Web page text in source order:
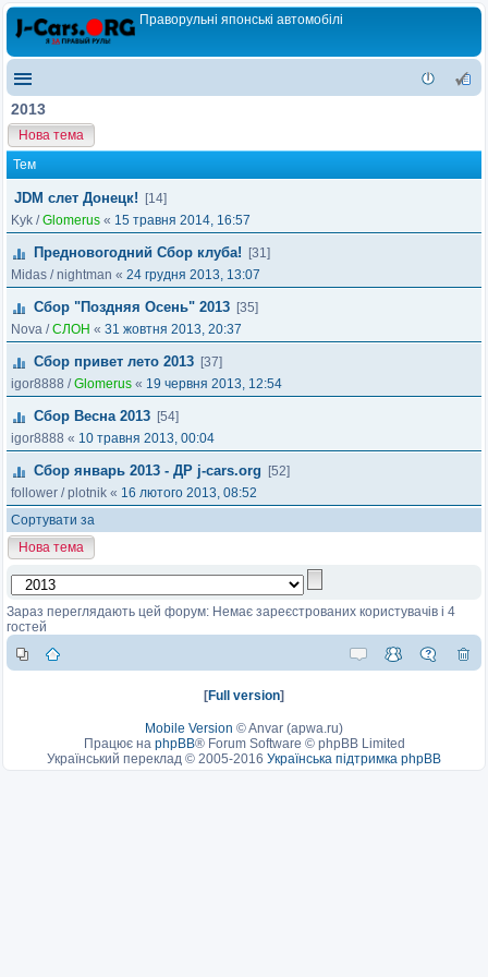
Праворульні японські автомобілі
2013
Нова тема
Тем
JDM слет Донецк!
[14]
Kyk /Glomerus « 15 травня 2014, 16:57
Предновогодний Сбор клуба!
[31]
Midas /nightman « 24 грудня 2013, 13:07
Сбор "Поздняя Осень" 2013 [35]
Nova /СЛОН « 31 жовтня 2013, 20:37
Сбор привет лето 2013 [37]
igor8888 /Glomerus « 19 червня 2013, 12:54
Сбор Весна 2013 [54]
igor8888 « 10 травня 2013, 00:04
Сбор январь 2013 - ДР j-cars.org
[52]
follower /plotnik « 16 лютого 2013, 08:52
Сортувати за
Нова тема
Зараз переглядають цей форум: Немає зареєстрованих користувачів і 4
гостей
[Full version]
Mobile Version ©Anvar (apwa.ru)
Працює на phpBB® Forum Software © phpBB Limited
Український переклад © 2005-2016 Українська підтримка phpBB